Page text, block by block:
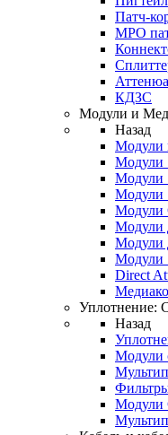
Патч-
MPO
КДЗС
Модули и
Назад
Модули
Модули
Модули
Модули
Модули
Модули
Модули
Модули
Direct
Уплотнение:
Назад
Модули
Модули